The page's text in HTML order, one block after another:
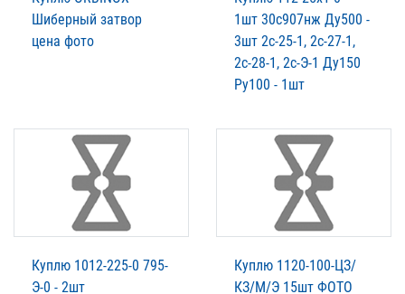
Шиберный затвор
цена фото
1шт 30с907нж Ду500 -
3шт 2с-25-1, 2с-27-1,
2с-28-1, 2с-Э-1 Ду150
Ру100 - 1шт
Куплю 1012-225-0 795-
Э-0 - 2шт
Куплю 1120-100-ЦЗ/
КЗ/М/Э 15шт ФОТО